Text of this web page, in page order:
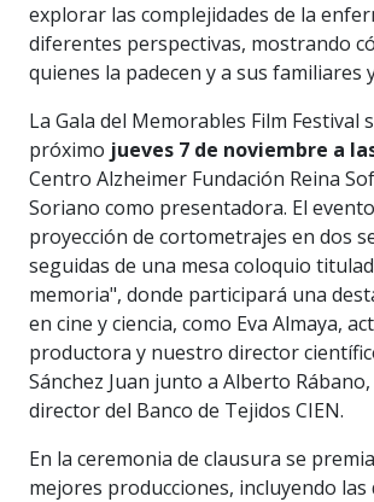
explorar las complejidades de la
diferentes perspectivas, mostrando
quienes la padecen y a sus familiares
La Gala del Memorables Film Festival
próximo jueves 7 de noviembre a
Centro Alzheimer Fundación Reina
Soriano como presentadora. El
proyección de cortometrajes en dos
seguidas de una mesa coloquio
memoria", donde participará una
en cine y ciencia, como Eva Almaya,
productora y nuestro director
Sánchez Juan junto a Alberto
director del Banco de Tejidos CIEN.
En la ceremonia de clausura se
mejores producciones, incluyendo las